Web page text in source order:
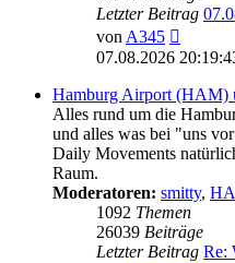
Letzter Beitrag
vonA345
Beitrag
07.08.2026
Hamburg Airport (HAM)
Alles rund um die
und alles was bei "uns
Daily Movements
Raum.
Moderatoren: smitty,
1092 Themen
26039 Beiträge
Letzter Beitrag Re: